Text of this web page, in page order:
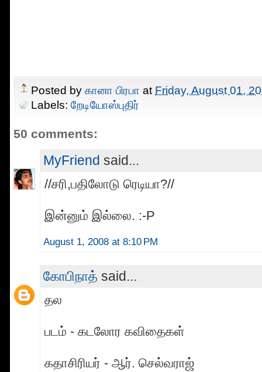
Posted by கானா பிரபா at Friday, August 01,
Labels: றேடியோஸ்புதிர்
50 comments:
MyFriend said...
//சரி,பதிலோடு ரெடியா?//
இன்னும் இல்லை. :-P
August 1, 2008 at 8:10 PM
கோபிநாத் said...
தல
படம் - கடலோர கவிதைகள்
கதாசிரியர் - ஆர். செல்வராஜ்